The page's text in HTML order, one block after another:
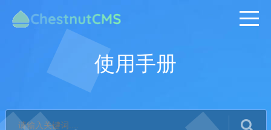
使用手册